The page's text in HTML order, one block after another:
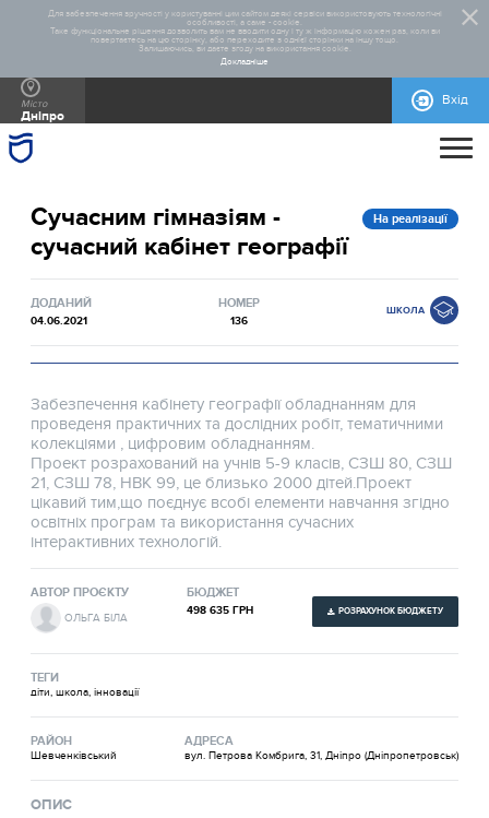
Для забезпечення зручності у користуванні цим сайтом деякі сервіси використовують технологічні
особливості, а саме - cookie.
Таке функціональне рішення дозволить вам не вводити одну і ту ж інформацію кожен раз, коли ви
повертаєтесь на цю сторінку, або переходите з однієї сторінки на іншу тощо.
Залишаючись, ви даєте згоду на використання cookie.
Докладніше
Місто
Дніпро
Вхід
ЗАГАЛЬНА ІНФОРМАЦІЯ
СТАТИСТИКА
РЕАЛІЗОВАНІ ПРОЄКТИ
ДОПОМОГА
Сучасним гімназіям -
сучасний кабінет географії
На реалізації
ДОДАНИЙ
04.06.2021
НОМЕР
136
ШКОЛА
Забезпечення кабінету географії обладнанням для
проведеня практичних та дослідних робіт, тематичними
колекціями , цифровим обладнанням.
Проект розрахований на учнів 5-9 класів, СЗШ 80, СЗШ
21, СЗШ 78, НВК 99, це близько 2000 дітей.Проект
цікавий тим,що поєднує всобі елементи навчання згідно
освітніх програм та використання сучасних
інтерактивних технологій.
АВТОР ПРОЄКТУ
ОЛЬГА БІЛА
БЮДЖЕТ
498 635 ГРН РОЗРАХУНОК БЮДЖЕТУ
ТЕГИ
діти, школа, інновації
РАЙОН
Шевченківський
АДРЕСА
вул. Петрова Комбрига, 31, Дніпро (Дніпропетровськ)
ОПИС